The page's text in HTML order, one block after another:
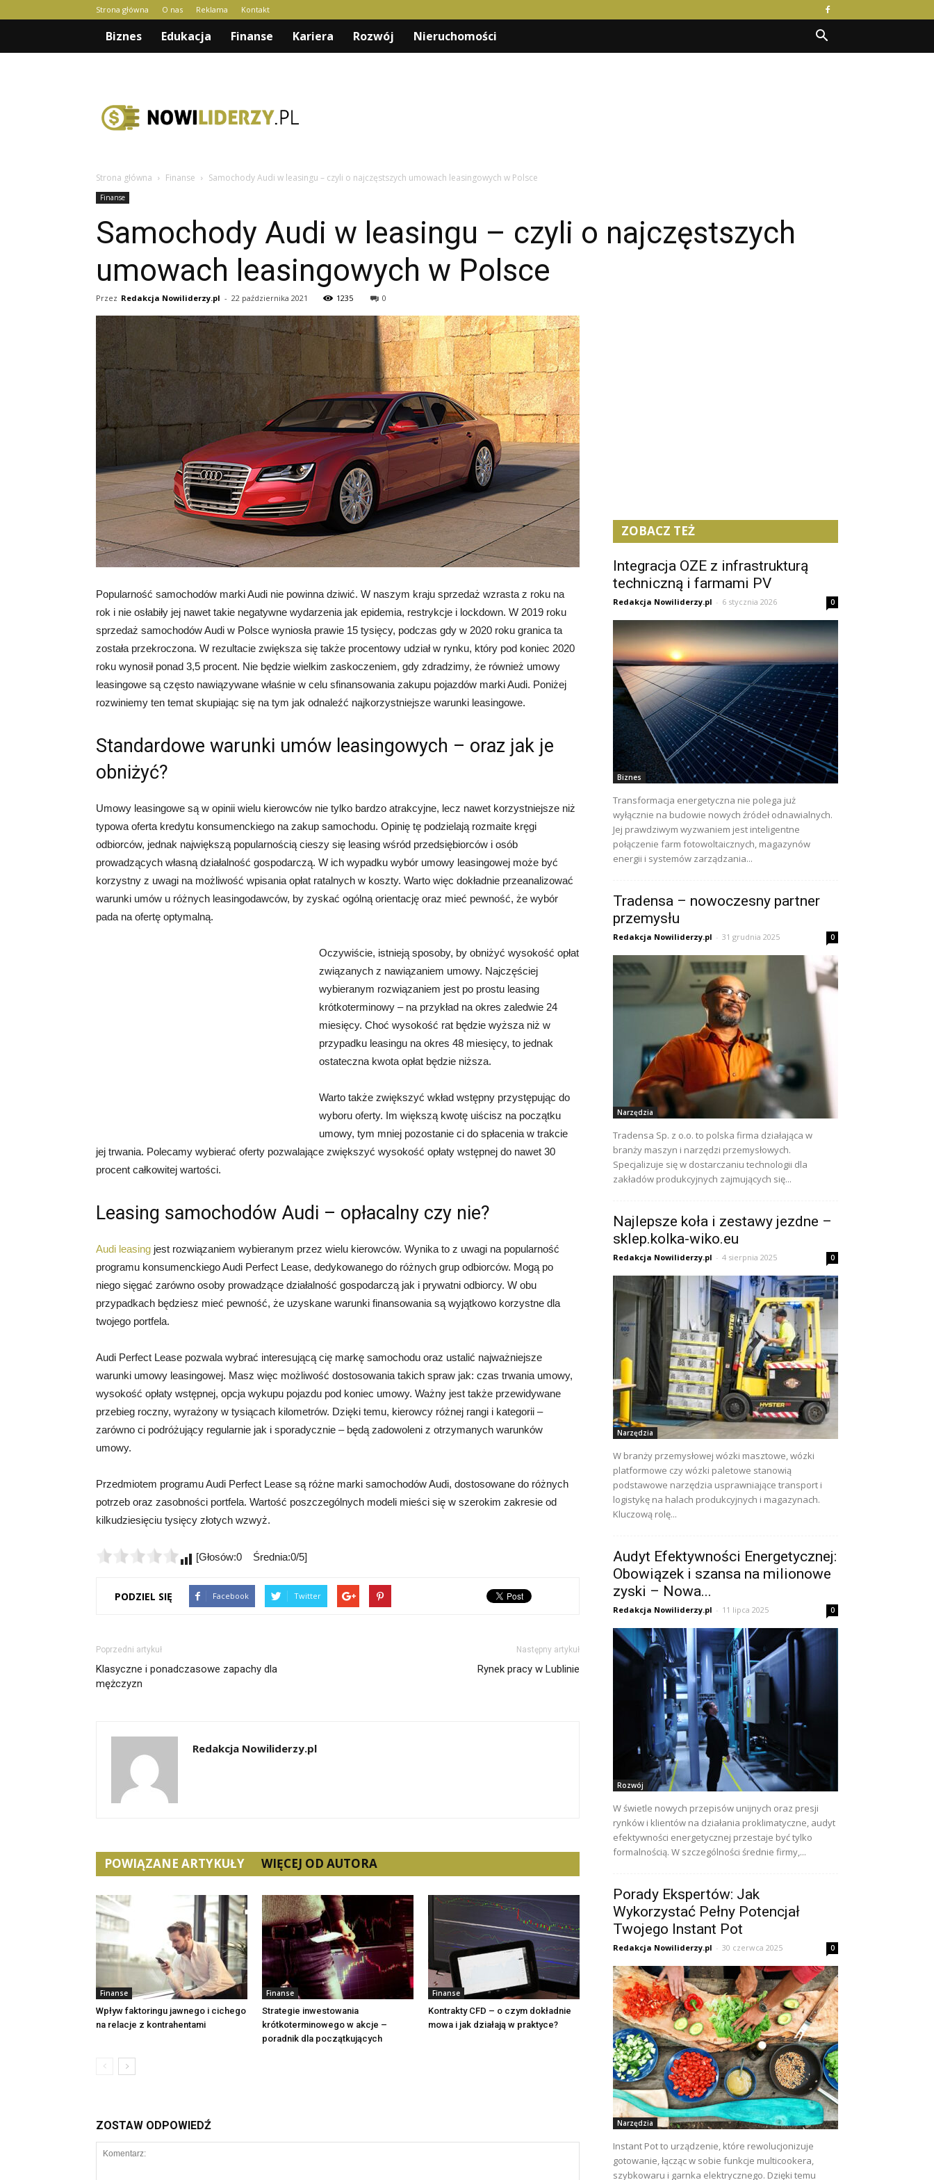
Strona główna O nas Reklama Kontakt
Biznes Edukacja Finanse Kariera Rozwój Nieruchomości
Strona główna Finanse Samochody Audi w leasingu – czyli o najczęstszych umowach leasingowych w Polsce
Finanse
Samochody Audi w leasingu – czyli o najczęstszych
umowach leasingowych w Polsce
Przez Redakcja Nowiliderzy.pl - 22 października 2021 1235 0
Popularność samochodów marki Audi nie powinna dziwić. W naszym kraju sprzedaż wzrasta z roku na
rok i nie osłabiły jej nawet takie negatywne wydarzenia jak epidemia, restrykcje i lockdown. W 2019 roku
sprzedaż samochodów Audi w Polsce wyniosła prawie 15 tysięcy, podczas gdy w 2020 roku granica ta
została przekroczona. W rezultacie zwiększa się także procentowy udział w rynku, który pod koniec 2020
roku wynosił ponad 3,5 procent. Nie będzie wielkim zaskoczeniem, gdy zdradzimy, że również umowy
leasingowe są często nawiązywane właśnie w celu sfinansowania zakupu pojazdów marki Audi. Poniżej
rozwiniemy ten temat skupiając się na tym jak odnaleźć najkorzystniejsze warunki leasingowe.
Standardowe warunki umów leasingowych – oraz jak je
obniżyć?
Umowy leasingowe są w opinii wielu kierowców nie tylko bardzo atrakcyjne, lecz nawet korzystniejsze niż
typowa oferta kredytu konsumenckiego na zakup samochodu. Opinię tę podzielają rozmaite kręgi
odbiorców, jednak największą popularnością cieszy się leasing wśród przedsiębiorców i osób
prowadzących własną działalność gospodarczą. W ich wypadku wybór umowy leasingowej może być
korzystny z uwagi na możliwość wpisania opłat ratalnych w koszty. Warto więc dokładnie przeanalizować
warunki umów u różnych leasingodawców, by zyskać ogólną orientację oraz mieć pewność, że wybór
pada na ofertę optymalną.
Oczywiście, istnieją sposoby, by obniżyć wysokość opłat
związanych z nawiązaniem umowy. Najczęściej
wybieranym rozwiązaniem jest po prostu leasing
krótkoterminowy – na przykład na okres zaledwie 24
miesięcy. Choć wysokość rat będzie wyższa niż w
przypadku leasingu na okres 48 miesięcy, to jednak
ostateczna kwota opłat będzie niższa.
Warto także zwiększyć wkład wstępny przystępując do
wyboru oferty. Im większą kwotę uiścisz na początku
umowy, tym mniej pozostanie ci do spłacenia w trakcie
jej trwania. Polecamy wybierać oferty pozwalające zwiększyć wysokość opłaty wstępnej do nawet 30
procent całkowitej wartości.
Leasing samochodów Audi – opłacalny czy nie?
Audi leasing jest rozwiązaniem wybieranym przez wielu kierowców. Wynika to z uwagi na popularność
programu konsumenckiego Audi Perfect Lease, dedykowanego do różnych grup odbiorców. Mogą po
niego sięgać zarówno osoby prowadzące działalność gospodarczą jak i prywatni odbiorcy. W obu
przypadkach będziesz mieć pewność, że uzyskane warunki finansowania są wyjątkowo korzystne dla
twojego portfela.
Audi Perfect Lease pozwala wybrać interesującą cię markę samochodu oraz ustalić najważniejsze
warunki umowy leasingowej. Masz więc możliwość dostosowania takich spraw jak: czas trwania umowy,
wysokość opłaty wstępnej, opcja wykupu pojazdu pod koniec umowy. Ważny jest także przewidywane
przebieg roczny, wyrażony w tysiącach kilometrów. Dzięki temu, kierowcy różnej rangi i kategorii –
zarówno ci podróżujący regularnie jak i sporadycznie – będą zadowoleni z otrzymanych warunków
umowy.
Przedmiotem programu Audi Perfect Lease są różne marki samochodów Audi, dostosowane do różnych
potrzeb oraz zasobności portfela. Wartość poszczególnych modeli mieści się w szerokim zakresie od
kilkudziesięciu tysięcy złotych wzwyż.
[Głosów:0 Średnia:0/5]
PODZIEL SIĘ Facebook Twitter
Poprzedni artykuł
Klasyczne i ponadczasowe zapachy dla
mężczyzn
Następny artykuł
Rynek pracy w Lublinie
Redakcja Nowiliderzy.pl
POWIĄZANE ARTYKUŁY WIĘCEJ OD AUTORA
Finanse
Wpływ faktoringu jawnego i cichego
na relacje z kontrahentami
Finanse
Strategie inwestowania
krótkoterminowego w akcje –
poradnik dla początkujących
Finanse
Kontrakty CFD – o czym dokładnie
mowa i jak działają w praktyce?
ZOSTAW ODPOWIEDŹ
ZOBACZ TEŻ
Integracja OZE z infrastrukturą
techniczną i farmami PV
Redakcja Nowiliderzy.pl - 6 stycznia 2026 0
Biznes
Transformacja energetyczna nie polega już
wyłącznie na budowie nowych źródeł odnawialnych.
Jej prawdziwym wyzwaniem jest inteligentne
połączenie farm fotowoltaicznych, magazynów
energii i systemów zarządzania...
Tradensa – nowoczesny partner
przemysłu
Redakcja Nowiliderzy.pl - 31 grudnia 2025 0
Narzędzia
Tradensa Sp. z o.o. to polska firma działająca w
branży maszyn i narzędzi przemysłowych.
Specjalizuje się w dostarczaniu technologii dla
zakładów produkcyjnych zajmujących się...
Najlepsze koła i zestawy jezdne –
sklep.kolka-wiko.eu
Redakcja Nowiliderzy.pl - 4 sierpnia 2025 0
Narzędzia
W branży przemysłowej wózki masztowe, wózki
platformowe czy wózki paletowe stanowią
podstawowe narzędzia usprawniające transport i
logistykę na halach produkcyjnych i magazynach.
Kluczową rolę...
Audyt Efektywności Energetycznej:
Obowiązek i szansa na milionowe
zyski – Nowa...
Redakcja Nowiliderzy.pl - 11 lipca 2025 0
Rozwój
W świetle nowych przepisów unijnych oraz presji
rynków i klientów na działania proklimatyczne, audyt
efektywności energetycznej przestaje być tylko
formalnością. W szczególności średnie firmy,...
Porady Ekspertów: Jak
Wykorzystać Pełny Potencjał
Twojego Instant Pot
Redakcja Nowiliderzy.pl - 30 czerwca 2025 0
Narzędzia
Instant Pot to urządzenie, które rewolucjonizuje
gotowanie, łącząc w sobie funkcje multicookera,
szybkowaru i garnka elektrycznego. Dzięki temu